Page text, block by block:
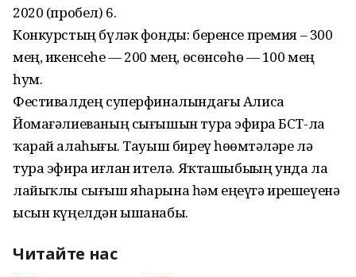
2020 (пробел) 6.
Конкурстың бүләк фонды: беренсе премия – 300
мең, икенсеһе — 200 мең, өсөнсөһө — 100 мең
һум.
Фестивалдең суперфиналындағы Алиса
Йомағәлиеваның сығышын тура эфирҙа БСТ-ла
ҡарай алаһығыҙ. Тауыш биреү һөҙөмтәләре лә
тура эфирҙа иғлан ителә. Яҡташыбыҙҙың унда ла
лайыҡлы сығыш яһарына һәм еңеүгә ирешеүенә
ысын күңелдән ышанабыҙ.
Читайте нас